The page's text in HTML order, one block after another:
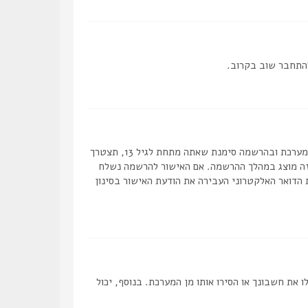
שוב בקרוב.
ראשית, בדוק את שם המשתמש והסיסמה שהזנת. אם הם נכונים, אז כנראה ואת מהדברים הבאים קרה. אם מערכת ה COPPA פועלת במערכת ובהרשמה סימנת שאתה מתחת לגיל 13, תצטרך
מוצג במהלך ההרשמה. אם האישור להרשמה נשלח
האלקטרוני העבירה את הודעת האישור בסינון
חשבונך או הסירו אותו מן המערכת. בנוסף, יכול